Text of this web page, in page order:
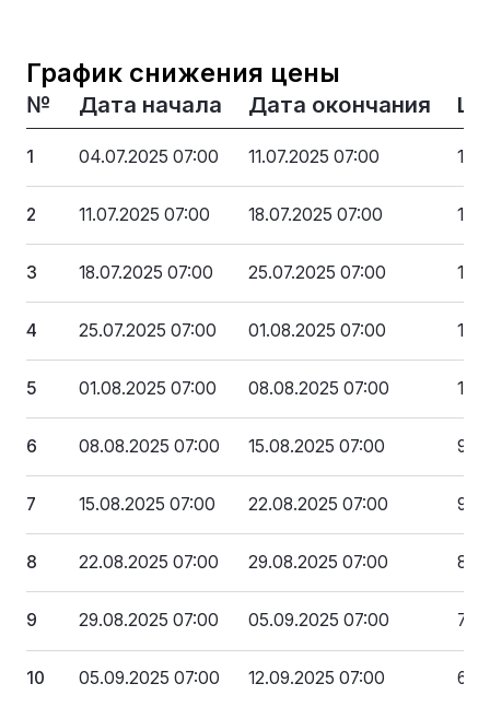
График снижения цены
№ Дата начала Дата окончания
1 04.07.2025 07:00 11.07.2025 07:00 1
2 11.07.2025 07:00 18.07.2025 07:00 1
3 18.07.2025 07:00 25.07.2025 07:00 1
4 25.07.2025 07:00 01.08.2025 07:00 1
5 01.08.2025 07:00 08.08.2025 07:00 1
6 08.08.2025 07:00 15.08.2025 07:00
7 15.08.2025 07:00 22.08.2025 07:00
8 22.08.2025 07:00 29.08.2025 07:00
9 29.08.2025 07:00 05.09.2025 07:00
10 05.09.2025 07:00 12.09.2025 07:00